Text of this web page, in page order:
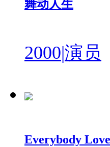
舞动人生
2000|演员
Everybody